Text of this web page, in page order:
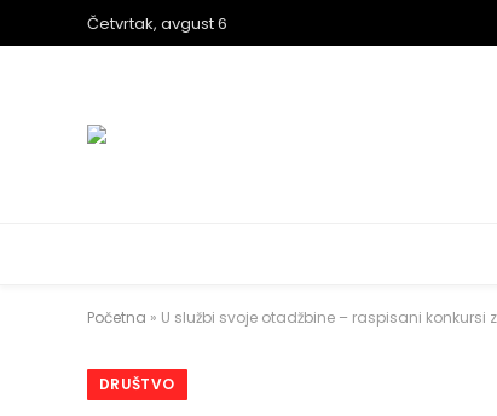
Četvrtak, avgust 6
Početna » U službi svoje otadžbine – raspisani konkursi
DRUŠTVO